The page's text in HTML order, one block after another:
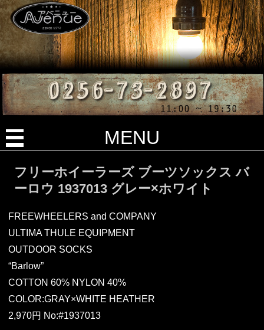
MENU
フリーホイーラーズ ブーツソックス バ
ーロウ 1937013 グレー×ホワイト
FREEWHEELERS and COMPANY
ULTIMA THULE EQUIPMENT
OUTDOOR SOCKS
“Barlow”
COTTON 60% NYLON 40%
COLOR:GRAY×WHITE HEATHER
2,970円 No:#1937013